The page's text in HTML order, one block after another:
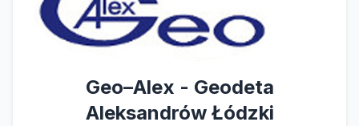
Geo–Alex - Geodeta
Aleksandrów Łódzki